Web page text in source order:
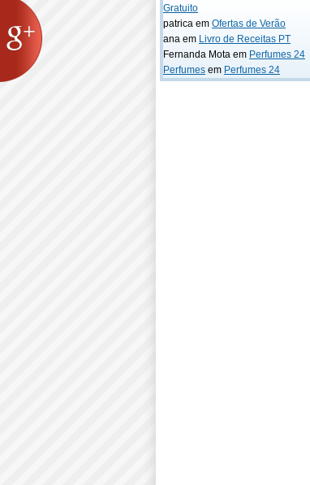
Gratuito
patrica em Ofertas de Verão
ana em Livro de Receitas PT
Fernanda Mota em Perfumes 24
Perfumes em Perfumes 24